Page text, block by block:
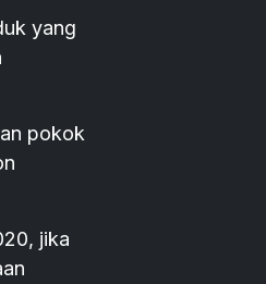
yang
pokok
jika